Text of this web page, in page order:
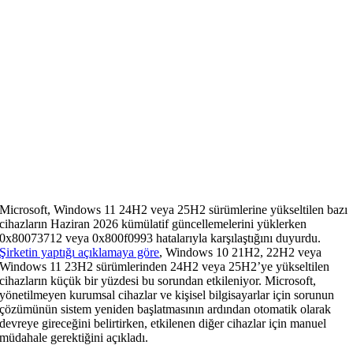
Microsoft, Windows 11 24H2 veya 25H2 sürümlerine yükseltilen bazı
cihazların Haziran 2026 kümülatif güncellemelerini yüklerken
0x80073712 veya 0x800f0993 hatalarıyla karşılaştığını duyurdu.
Şirketin yaptığı açıklamaya göre, Windows 10 21H2, 22H2 veya
Windows 11 23H2 sürümlerinden 24H2 veya 25H2’ye yükseltilen
cihazların küçük bir yüzdesi bu sorundan etkileniyor. Microsoft,
yönetilmeyen kurumsal cihazlar ve kişisel bilgisayarlar için sorunun
çözümünün sistem yeniden başlatmasının ardından otomatik olarak
devreye gireceğini belirtirken, etkilenen diğer cihazlar için manuel
müdahale gerektiğini açıkladı.